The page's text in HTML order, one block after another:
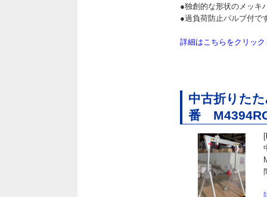
●独創的な形状のメッキ
●過負荷防止バルブ付で
詳細はこちらをクリッ
中古折りた
番
[